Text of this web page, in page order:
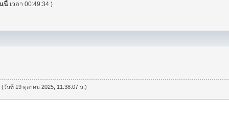
นี้ เวลา 00:49:34 )
วันที่ 19 ตุลาคม 2025, 11:38:07 น.)